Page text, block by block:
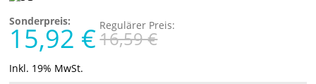
Sonderpreis:
15,92 € Regulärer Preis:
16,59 €
Inkl. 19% MwSt.